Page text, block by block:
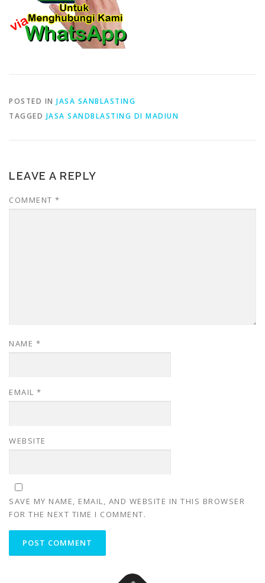
POSTED IN JASA SANBLASTING
TAGGED JASA SANDBLASTING DI MADIUN
LEAVE A REPLY
COMMENT *
NAME *
EMAIL *
WEBSITE
SAVE MY NAME, EMAIL, AND WEBSITE IN THIS BROWSER
FOR THE NEXT TIME I COMMENT.